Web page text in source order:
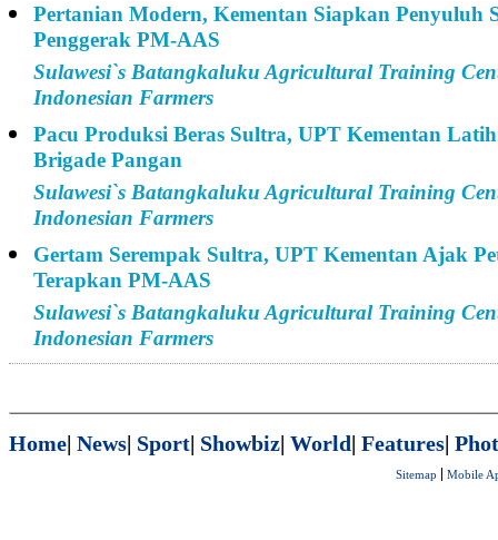
Pertanian Modern, Kementan Siapkan Penyuluh
Penggerak PM-AAS
Sulawesi`s Batangkaluku Agricultural Training
Indonesian Farmers
Pacu Produksi Beras Sultra, UPT Kementan Latih
Brigade Pangan
Sulawesi`s Batangkaluku Agricultural Training
Indonesian Farmers
Gertam Serempak Sultra, UPT Kementan Ajak
Terapkan PM-AAS
Sulawesi`s Batangkaluku Agricultural Training
Indonesian Farmers
Home| News| Sport| Showbiz| World| Features|
Sitemap Mobile